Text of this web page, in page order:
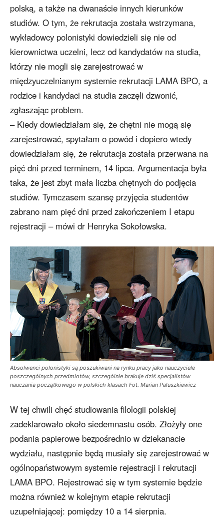
polską, a także na dwanaście innych kierunków
studiów. O tym, że rekrutacja została wstrzymana,
wykładowcy polonistyki dowiedzieli się nie od
kierownictwa uczelni, lecz od kandydatów na studia,
którzy nie mogli się zarejestrować w
międzyuczelnianym systemie rekrutacji LAMA BPO, a
rodzice i kandydaci na studia zaczęli dzwonić,
zgłaszając problem.
– Kiedy dowiedziałam się, że chętni nie mogą się
zarejestrować, spytałam o powód i dopiero wtedy
dowiedziałam się, że rekrutacja została przerwana na
pięć dni przed terminem, 14 lipca. Argumentacja była
taka, że jest zbyt mała liczba chętnych do podjęcia
studiów. Tymczasem szansę przyjęcia studentów
zabrano nam pięć dni przed zakończeniem I etapu
rejestracji – mówi dr Henryka Sokołowska.
Absolwenci polonistyki są poszukiwani na rynku pracy jako nauczyciele
poszczególnych przedmiotów, szczególnie brakuje dziś specjalistów
nauczania początkowego w polskich klasach Fot. Marian Paluszkiewicz
W tej chwili chęć studiowania filologii polskiej
zadeklarowało około siedemnastu osób. Złożyły one
podania papierowe bezpośrednio w dziekanacie
wydziału, następnie będą musiały się zarejestrować w
ogólnopaństwowym systemie rejestracji i rekrutacji
LAMA BPO. Rejestrować się w tym systemie będzie
można również w kolejnym etapie rekrutacji
uzupełniającej: pomiędzy 10 a 14 sierpnia.